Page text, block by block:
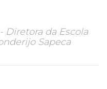
Diretora da Escola
Sapeca